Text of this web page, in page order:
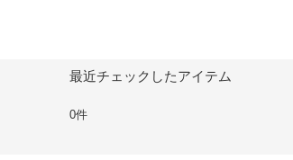
最近チェックしたアイテム
0件